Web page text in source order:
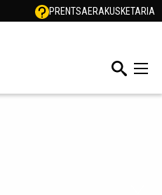
PRENTSAERAKUSKETARIA